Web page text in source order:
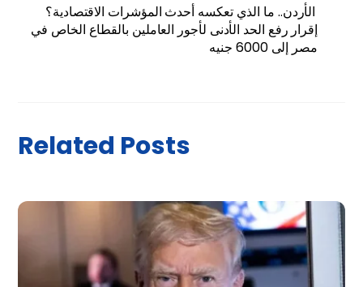
الأردن.. ما الذي تعكسه أحدث المؤشرات الاقتصادية؟
إقرار رفع الحد الأدنى لأجور العاملين بالقطاع الخاص في
مصر إلى 6000 جنيه
Related Posts